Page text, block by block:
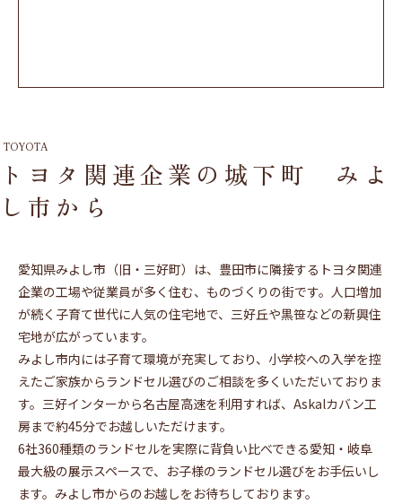
TOYOTA
トヨタ関連企業の城下町 みよ
し市から
愛知県みよし市（旧・三好町）は、豊田市に隣接するトヨタ関連
企業の工場や従業員が多く住む、ものづくりの街です。人口増加
が続く子育て世代に人気の住宅地で、三好丘や黒笹などの新興住
宅地が広がっています。
みよし市内には子育て環境が充実しており、小学校への入学を控
えたご家族からランドセル選びのご相談を多くいただいておりま
す。三好インターから名古屋高速を利用すれば、Askalカバン工
房まで約45分でお越しいただけます。
6社360種類のランドセルを実際に背負い比べできる愛知・岐阜
最大級の展示スペースで、お子様のランドセル選びをお手伝いし
ます。みよし市からのお越しをお待ちしております。